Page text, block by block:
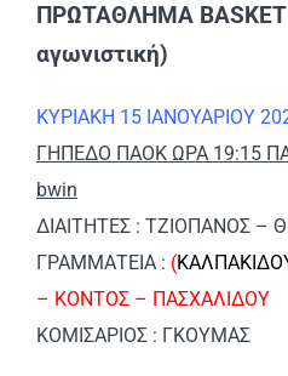
ΠΡΩΤΑΘΛΗΜΑ BASKET
αγωνιστική)
ΚΥΡΙΑΚΗ 15 ΙΑΝΟΥΑΡΙΟΥ
ΓΗΠΕΔΟ ΠΑΟΚ ΩΡΑ 19:15
bwin
ΔΙΑΙΤΗΤΕΣ : ΤΖΙΟΠΑΝΟΣ –
ΓΡΑΜΜΑΤΕΙΑ : (
– ΚΟΝΤΟΣ – ΠΑΣΧΑΛΙΔΟΥ
ΚΟΜΙΣΑΡΙΟΣ : ΓΚΟΥΜΑΣ